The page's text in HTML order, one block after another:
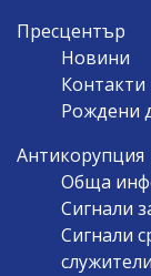
Пресцентър
Новини
Контакти
Рождени
Антикорупция
Обща
Сигнали
Сигнали